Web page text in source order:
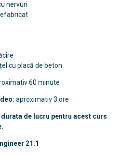
nervuri
cu placă de beton
60 minute
aproximativ 3 ore
durata de lucru pentru acest curs
21.1